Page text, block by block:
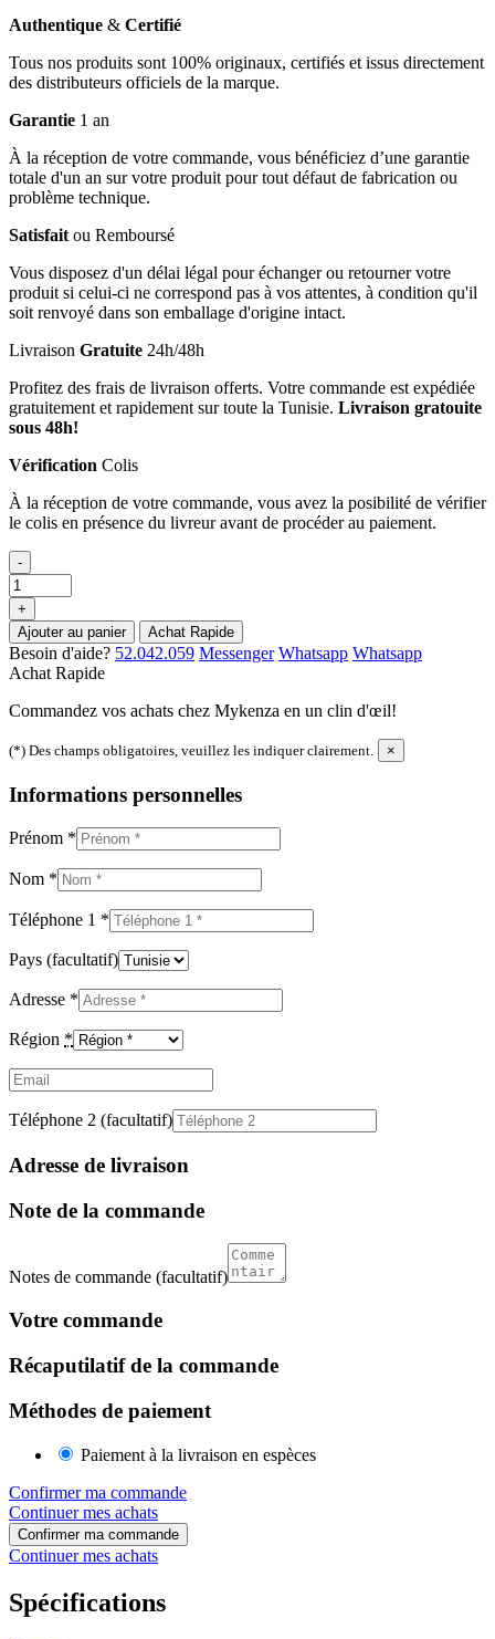
Authentique & Certifié
Tous nos produits sont 100% originaux, certifiés et issus directement
des distributeurs officiels de la marque.
Garantie 1 an
À la réception de votre commande, vous bénéficiez d’une garantie
totale d'un an sur votre produit pour tout défaut de fabrication ou
problème technique.
Satisfait ou Remboursé
Vous disposez d'un délai légal pour échanger ou retourner votre
produit si celui-ci ne correspond pas à vos attentes, à condition qu'il
soit renvoyé dans son emballage d'origine intact.
Livraison Gratuite 24h/48h
Profitez des frais de livraison offerts. Votre commande est expédiée
gratuitement et rapidement sur toute la Tunisie. Livraison gratouite
sous 48h!
Vérification Colis
À la réception de votre commande, vous avez la posibilité de vérifier
le colis en présence du livreur avant de procéder au paiement.
-
+
Ajouter au panier
Achat Rapide
Besoin d'aide? 52.042.059 Messenger Whatsapp Whatsapp
Achat Rapide
Commandez vos achats chez Mykenza en un clin d'œil!
(*) Des champs obligatoires, veuillez les indiquer clairement. ×
Informations personnelles
Prénom *
Nom *
Téléphone 1 *
Pays (facultatif)
Adresse *
Région *
Email
Téléphone 2 (facultatif)
Adresse de livraison
Note de la commande
Notes de commande (facultatif)
Votre commande
Récaputilatif de la commande
Méthodes de paiement
Paiement à la livraison en espèces
Confirmer ma commande
Continuer mes achats
Confirmer ma commande
Continuer mes achats
Spécifications